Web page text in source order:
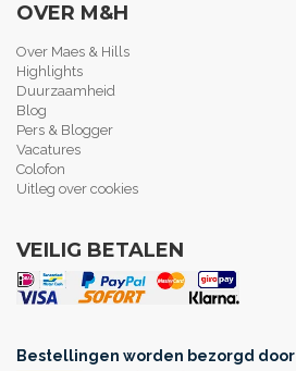
OVER M&H
Over Maes & Hills
Highlights
Duurzaamheid
Blog
Pers & Blogger
Vacatures
Colofon
Uitleg over cookies
VEILIG BETALEN
Bestellingen worden bezorgd door